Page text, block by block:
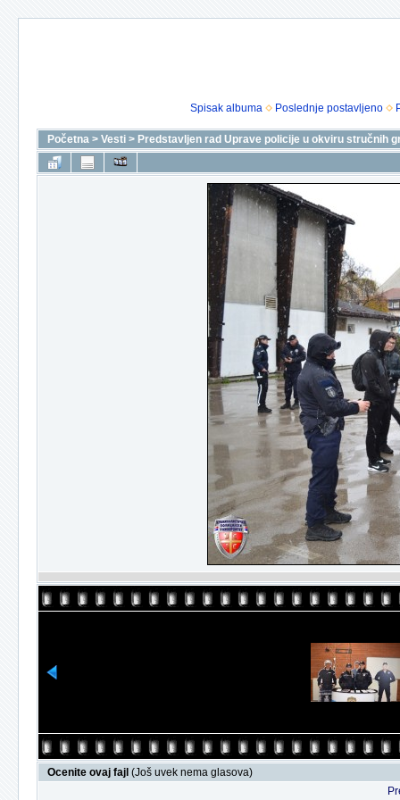
Spisak albuma Poslednje postavljeno
Početna > Vesti > Predstavljen rad Uprave policije u okviru stručnih
Ocenite ovaj fajl (Još uvek nema glasova)